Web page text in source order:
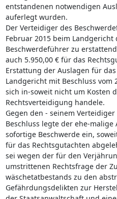
entstandenen notwendigen
auferlegt wurden.
Der Verteidiger des
Februar 2015 beim Landgericht
Beschwerdeführer zu
auch 5.950,00 € für das
Erstattung der Auslagen für
Landgericht mit Beschluss vom
sich in-soweit nicht um Kosten
Rechtsverteidigung handele.
Gegen den - seinem
Beschluss legte der ehe-malige
sofortige Beschwerde ein,
für das Rechtsgutachten
sei wegen der für den
umstrittenen Rechtsfrage der
wäschetatbestands zu den
Gefährdungsdelikten zur